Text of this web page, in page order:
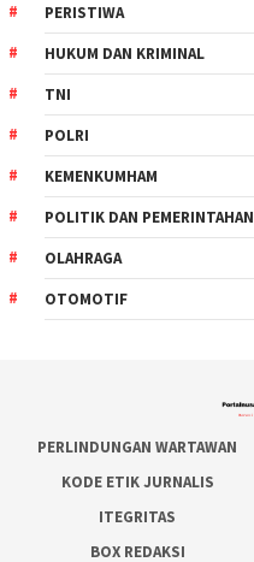
PERISTIWA
HUKUM DAN KRIMINAL
TNI
POLRI
KEMENKUMHAM
POLITIK DAN PEMERINTAHAN
OLAHRAGA
OTOMOTIF
PERLINDUNGAN WARTAWAN
KODE ETIK JURNALIS
ITEGRITAS
BOX REDAKSI